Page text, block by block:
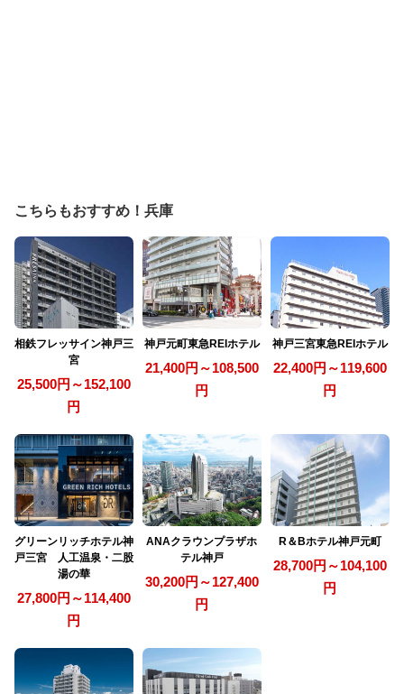
こちらもおすすめ！兵庫
相鉄フレッサイン神戸三
宮
25,500円～152,100
円
神戸元町東急REIホテル
21,400円～108,500
円
神戸三宮東急REIホテル
22,400円～119,600
円
グリーンリッチホテル神
戸三宮 人工温泉・二股
湯の華
27,800円～114,400
円
ANAクラウンプラザホ
テル神戸
30,200円～127,400
円
R＆Bホテル神戸元町
28,700円～104,100
円